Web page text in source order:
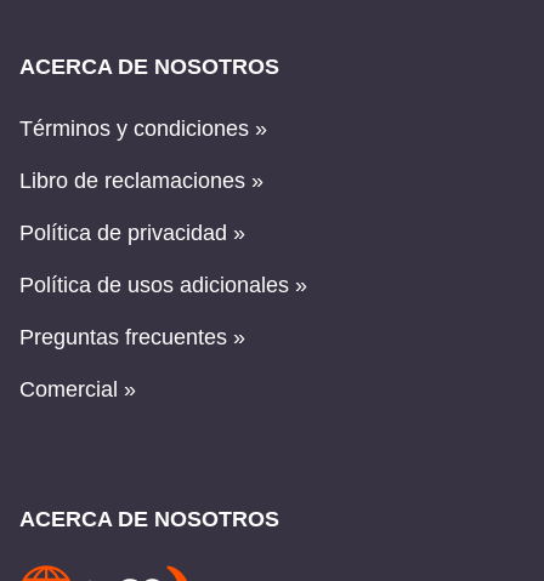
ACERCA DE NOSOTROS
Términos y condiciones »
Libro de reclamaciones »
Política de privacidad »
Política de usos adicionales »
Preguntas frecuentes »
Comercial »
ACERCA DE NOSOTROS